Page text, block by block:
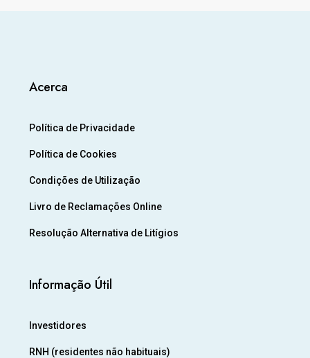
Acerca
Política de Privacidade
Política de Cookies
Condições de Utilização
Livro de Reclamações Online
Resolução Alternativa de Litígios
Informação Útil
Investidores
RNH (residentes não habituais)